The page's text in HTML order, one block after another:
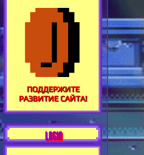
ПОДДЕРЖИТЕ
РАЗВИТИЕ САЙТА!
LOGIN